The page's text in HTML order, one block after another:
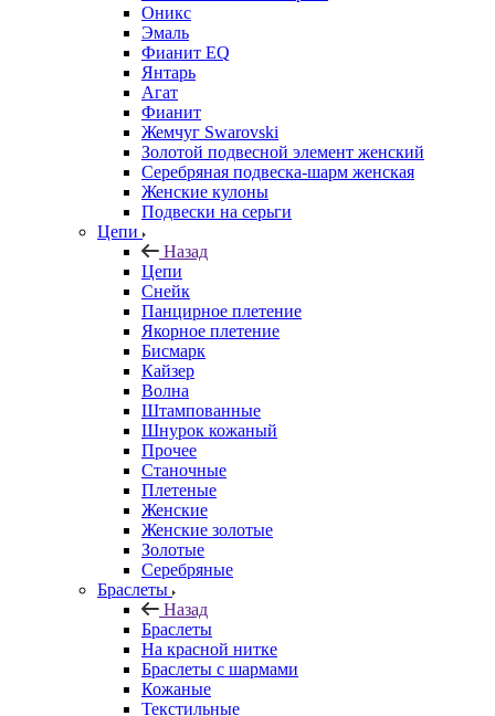
Оникс
Эмаль
Фианит EQ
Янтарь
Агат
Фианит
Жемчуг Swarovski
Золотой подвесной элемент женcкий
Серебряная подвеска-шарм женская
Женские кулоны
Подвески на серьги
Цепи
Назад
Цепи
Снейк
Панцирное плетение
Якорное плетение
Бисмарк
Кайзер
Волна
Штампованные
Шнурок кожаный
Прочее
Станочные
Плетеные
Женские
Женские золотые
Золотые
Серебряные
Браслеты
Назад
Браслеты
На красной нитке
Браслеты с шармами
Кожаные
Текстильные